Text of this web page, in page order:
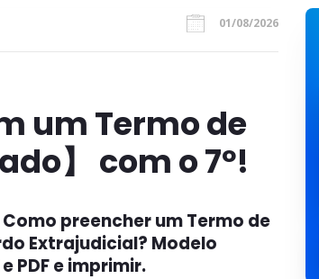
01/08/2026
um Termo de
】 com o 7º!
preencher um Termo de
Extrajudicial? Modelo
PDF e imprimir.